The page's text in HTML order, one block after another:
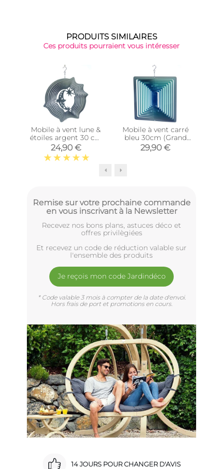
PRODUITS SIMILAIRES
Ces produits pourraient vous intéresser
Mobile à vent lune &
étoiles argent 30 cm
(Grand modèle)
24,90 €
Mobile à vent carré
bleu 30cm (Grand
modèle)
29,90 €
Remise sur votre prochaine commande
en vous inscrivant à la Newsletter
Recevez nos bons plans, astuces déco et
offres privilègiées
Et recevez un code de réduction valable sur
l'ensemble des produits
Je reçois mon code Jardindéco
* Code valable 3 mois à compter de la date d'envoi.
Hors frais de port et promotions en cours.
14 JOURS POUR CHANGER D'AVIS